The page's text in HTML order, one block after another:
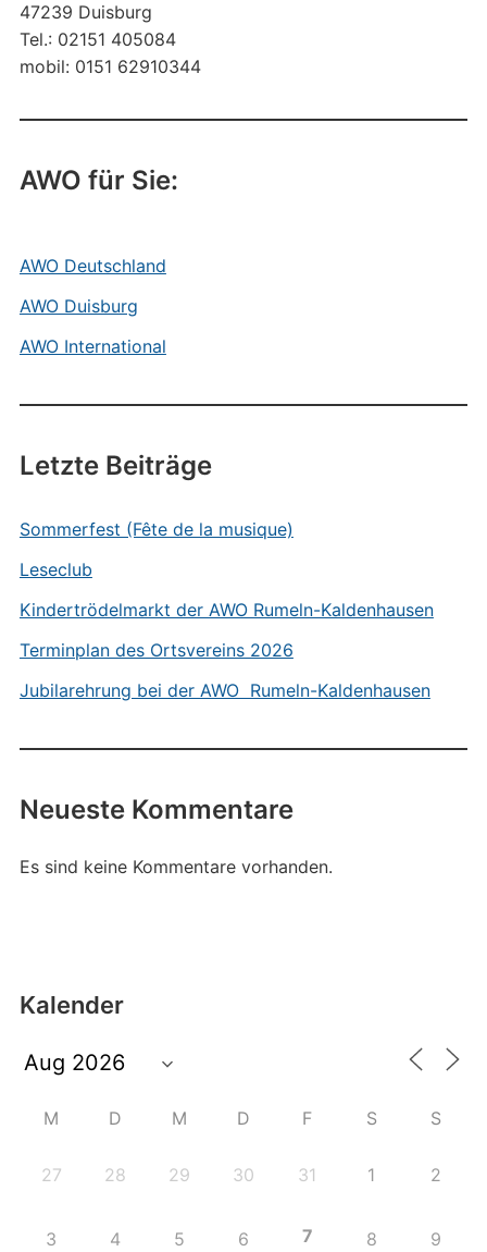
47239 Duisburg
Tel.: 02151 405084
mobil: 0151 62910344
AWO für Sie:
AWO Deutschland
AWO Duisburg
AWO International
Letzte Beiträge
Sommerfest (Fête de la musique)
Leseclub
Kindertrödelmarkt der AWO Rumeln-Kaldenhausen
Terminplan des Ortsvereins 2026
Jubilarehrung bei der AWO Rumeln-Kaldenhausen
Neueste Kommentare
Es sind keine Kommentare vorhanden.
Kalender
M D M D F S S
27 28 29 30 31 1 2
3 4 5 6 7 8 9